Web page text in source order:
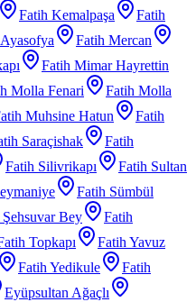
Fatih Kemalpaşa
Fatih
Fatih Mercan
Fatih Mimar Hayrettin
Molla Fenari
Fatih Molla
Muhsine Hatun
Fatih
Saraçishak
Fatih
Fatih Silivrikapı
Fatih Sultan
Fatih Sümbül
Bey
Fatih
Topkapı
Fatih Yavuz
Fatih Yedikule
Fatih
Eyüpsultan Ağaçlı